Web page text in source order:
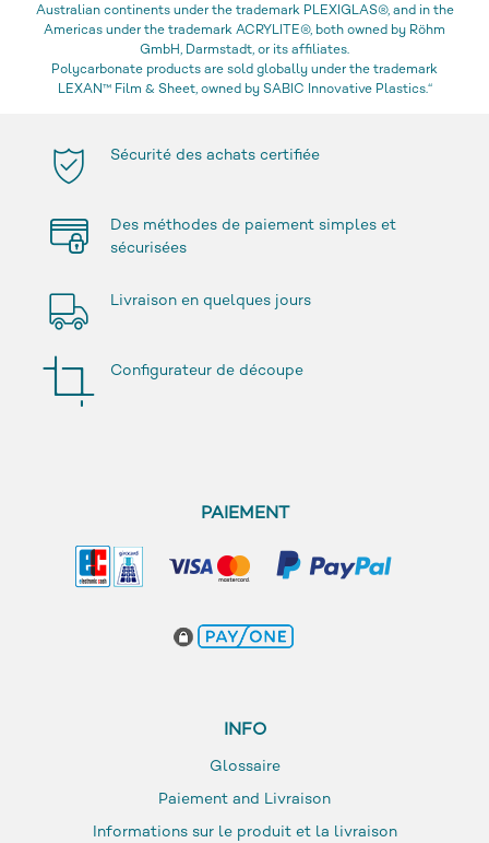
Australian continents under the trademark PLEXIGLAS®, and in the
Americas under the trademark ACRYLITE®, both owned by Röhm
GmbH, Darmstadt, or its affiliates.
Polycarbonate products are sold globally under the trademark
LEXAN™ Film & Sheet, owned by SABIC Innovative Plastics.“
Sécurité des achats certifiée
Des méthodes de paiement simples et
sécurisées
Livraison en quelques jours
Configurateur de découpe
PAIEMENT
INFO
Glossaire
Paiement and Livraison
Informations sur le produit et la livraison